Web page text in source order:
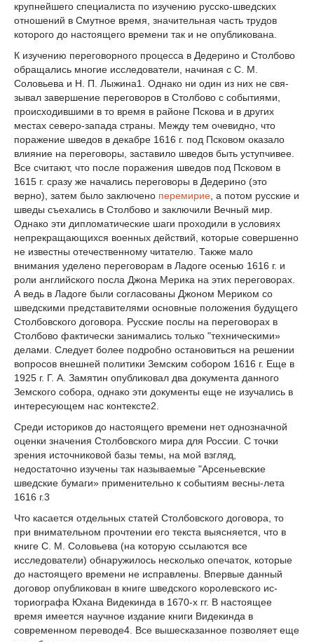
крупнейшего специалиста по изучению русско-шведских
отношений в Смутное время, значительная часть трудов
которого до настоящего времени так и не опубликована.
К изучению переговорного процесса в Дедерино и Столбово
обращались многие ис­следователи, начиная с С. М.
Соловьева и Н. П. Лыжина1
. Однако ни один из них не свя­
зывал завершение переговоров в Столбово с событиями,
происходившими в то время в районе Пскова и в других
местах северо-запада страны. Между тем очевидно, что
пора­жение шведов в декабре 1616 г. под Псковом оказало
влияние на переговоры, заставило шведов быть уступчивее.
Все считают, что после поражения шведов под Псковом в
1615 г. сразу же начались переговоры в Дедерино (это
верно), затем было заключено перемирие , а потом русские и
шведы съехались в Столбово и заключили Вечный мир.
Однако эти дипломатические шаги проходили в условиях
непрекращающихся военных действий, которые совершенно
не известны отечественному читателю. Также мало
внимания уде­лено переговорам в Ладоге осенью 1616 г. и
роли английского посла Джона Мерика на этих переговорах.
А ведь в Ладоге были согласованы Джоном Мериком со
шведскими представителями основные положения будущего
Столбовского договора. Русские пос­лы на переговорах в
Столбово фактически занимались только "техническими»
делами. Следует более подробно остановиться на решении
вопросов внешней политики Земским собором 1616 г. Еще в
1925 г. Г. А. Замятин опубликовал два документа данного
Земского собора, однако эти документы еще не изучались в
интересующем нас контексте2
Среди историков до настоящего времени нет однозначной
оценки значения Столбовского мира для России. С точки
зрения источниковой базы темы, на мой взгляд,
недостаточно изучены так называемые "Арсеньевские
шведские бумаги» применительно к событиям весны-лета
1616 г.3
Что касается отдельных статей Столбовского договора, то
при внимательном про­чтении его текста выясняется, что в
книге С. М. Соловьева (на которую ссылаются все
исследователи) обнаружилось несколько опечаток, которые
до настоящего времени не исправлены. Впервые данный
договор опубликован в книге шведского королевского ис­
ториографа Юхана Видекинда в 1670-х гг. В настоящее
время имеется научное издание книги Видекинда в
современном переводе4 . Все вышесказанное позволяет еще